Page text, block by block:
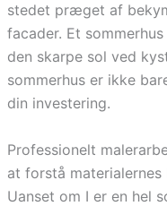
stedet præget af
facader. Et
den skarpe sol ved
sommerhus er ikke
din investering.
Professionelt
at forstå
Uanset om I er en hel